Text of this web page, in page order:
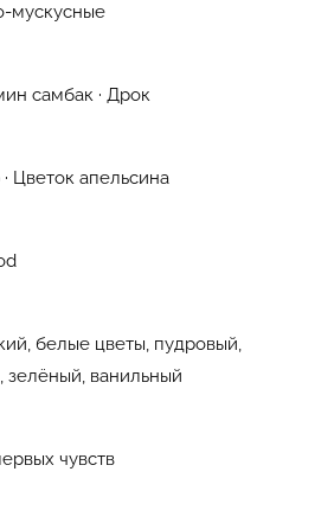
мускусные
самбак · Дрок
Цветок апельсина
белые цветы, пудровый,
зелёный, ванильный
чувств